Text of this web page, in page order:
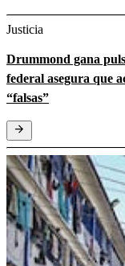
Justicia
Drummond gana
federal asegura que
“falsas”